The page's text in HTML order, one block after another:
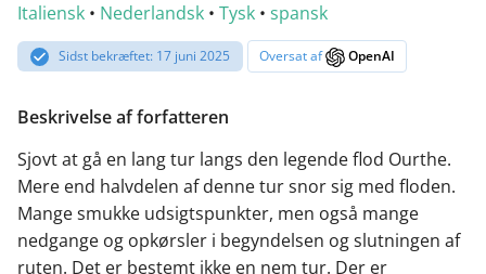
Italiensk • Nederlandsk • Tysk • spansk
Sidst bekræftet: 17 juni 2025 Oversat af OpenAI
Beskrivelse af forfatteren
Sjovt at gå en lang tur langs den legende flod Ourthe.
Mere end halvdelen af denne tur snor sig med floden.
Mange smukke udsigtspunkter, men også mange
nedgange og opkørsler i begyndelsen og slutningen af
ruten. Det er bestemt ikke en nem tur. Der er